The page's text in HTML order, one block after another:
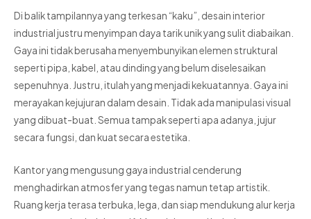
Di balik tampilannya yang terkesan “kaku”, desain interior
industrial justru menyimpan daya tarik unik yang sulit diabaikan.
Gaya ini tidak berusaha menyembunyikan elemen struktural
seperti pipa, kabel, atau dinding yang belum diselesaikan
sepenuhnya. Justru, itulah yang menjadi kekuatannya. Gaya ini
merayakan kejujuran dalam desain. Tidak ada manipulasi visual
yang dibuat-buat. Semua tampak seperti apa adanya, jujur
secara fungsi, dan kuat secara estetika.
Kantor yang mengusung gaya industrial cenderung
menghadirkan atmosfer yang tegas namun tetap artistik.
Ruang kerja terasa terbuka, lega, dan siap mendukung alur kerja